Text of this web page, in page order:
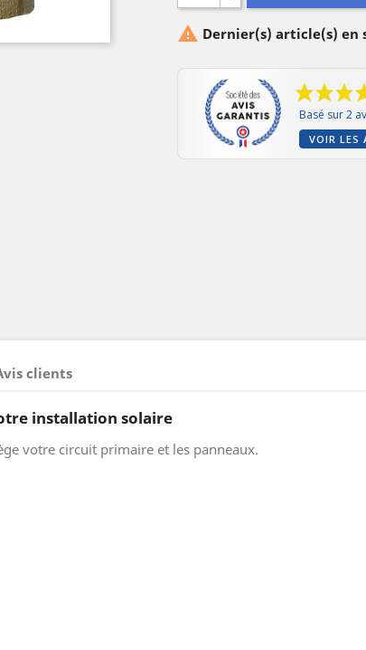
 Dernier(s) article(s)
Basé sur 2
VOIR LES
clients
installation solaire
votre circuit primaire et les panneaux.